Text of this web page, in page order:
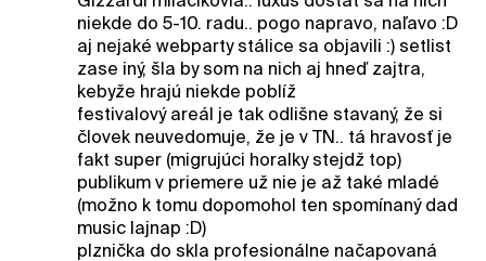
niekde do 5-10. radu.. pogo napravo, naľavo :D
aj nejaké webparty stálice sa objavili :) setlist
zase iný, šla by som na nich aj hneď zajtra,
kebyže hrajú niekde poblíž
festivalový areál je tak odlišne stavaný, že si
človek neuvedomuje, že je v TN.. tá hravosť je
fakt super (migrujúci horalky stejdž top)
publikum v priemere už nie je až také mladé
(možno k tomu dopomohol ten spomínaný dad
music lajnap :D)
plznička do skla profesionálne načapovaná